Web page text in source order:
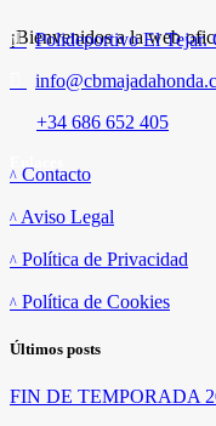
¡Bienvenidos a la web
Polideportivo El Tejar.
+34 686 652 405
Contacto
Aviso Legal
Política de Privacidad
Política de Cookies
Últimos posts
FIN DE TEMPORADA